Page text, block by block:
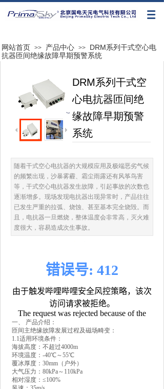
网站首页 >> 产品中心 >>
DRM系列干式空心电
抗器匝间绝缘故障早期预警系统
DRM系列干式空
心电抗器匝间绝
缘故障早期预警
系统
随着干式空心电抗器的大规模应用及极端恶劣气候
的频繁出现，沙暴雾霾、霜尘雨露还有风筝鸟害
等，干式空心电抗器发生故障，引起事故的次数也
逐渐增多。现场发现电抗器出现异常时，产品往往
已发生严重的拉弧、烧蚀、甚至基本完全烧毁。而
且，电抗器一旦燃烧，整体温度会非常高，灭火难
度很大，容易造成次生事故。
一、 产品介绍：
匝间主绝缘故障发展过程及磁场畸变：
1.1适用环境条件：
海拔高度：不超过4000m
环境温度：-40℃～55℃
覆冰厚度：30mm（户外）
大气压力：80kPa～110kPa
相对湿度：≤100%